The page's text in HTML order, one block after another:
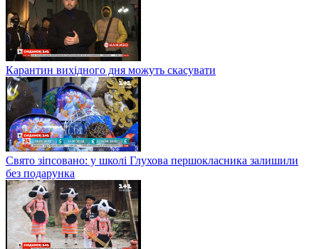
Карантин вихідного дня можуть скасувати
Свято зіпсовано: у школі Глухова першокласника залишили
без подарунка